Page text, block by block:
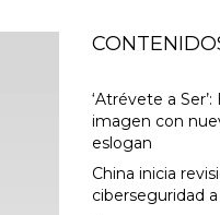
‘Atrévete a
imagen con
eslogan
China inicia
ciberseguridad